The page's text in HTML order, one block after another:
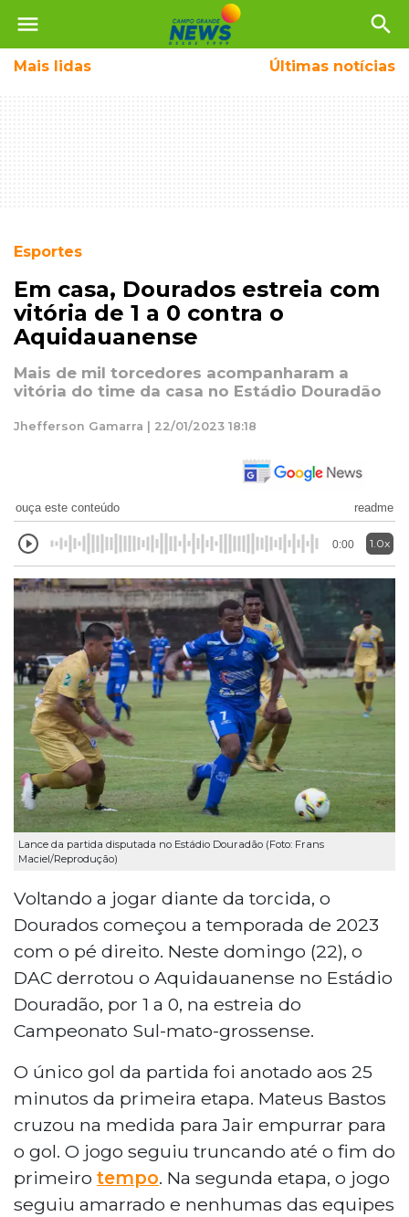
menu search
Mais lidas Últimas notícias
Esportes
Em casa, Dourados estreia com
vitória de 1 a 0 contra o
Aquidauanense
Mais de mil torcedores acompanharam a
vitória do time da casa no Estádio Douradão
Jhefferson Gamarra | 22/01/2023 18:18
ouça este conteúdo readme
0:00 1.0x
Lance da partida disputada no Estádio Douradão (Foto: Frans
Maciel/Reprodução)
Voltando a jogar diante da torcida, o
Dourados começou a temporada de 2023
com o pé direito. Neste domingo (22), o
DAC derrotou o Aquidauanense no Estádio
Douradão, por 1 a 0, na estreia do
Campeonato Sul-mato-grossense.
O único gol da partida foi anotado aos 25
minutos da primeira etapa. Mateus Bastos
cruzou na medida para Jair empurrar para
o gol. O jogo seguiu truncando até o fim do
primeiro tempo. Na segunda etapa, o jogo
seguiu amarrado e nenhumas das equipes